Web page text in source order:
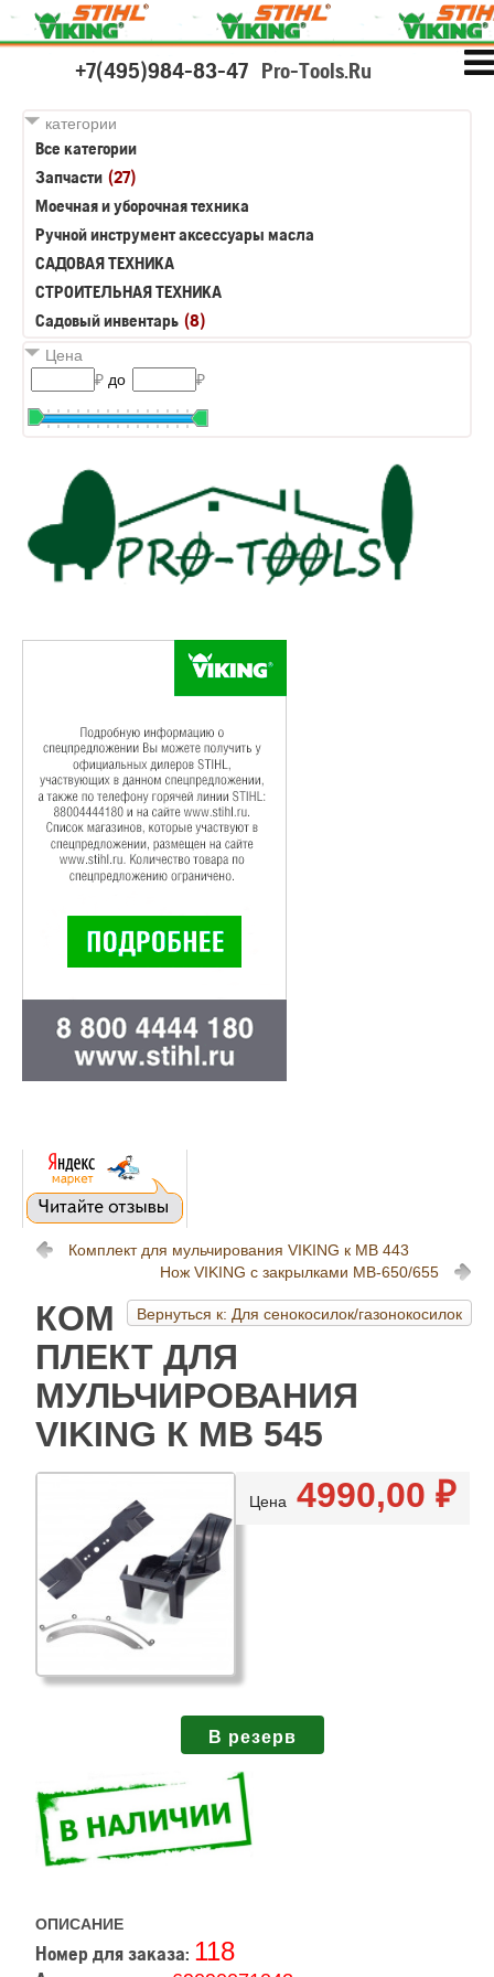
+7(495)984-83-47 Pro-Tools.Ru
категории
Все категории
Запчасти (27)
Моечная и уборочная техника
Ручной инструмент аксессуары масла
САДОВАЯ ТЕХНИКА
СТРОИТЕЛЬНАЯ ТЕХНИКА
Садовый инвентарь (8)
Цена
₽ до ₽
Комплект для мульчирования VIKING к MB 443
Нож VIKING с закрылками MB-650/655
Вернуться к: Для сенокосилок/газонокосилок
КОМ
ПЛЕКТ ДЛЯ
МУЛЬЧИРОВАНИЯ
VIKING К MB 545
Цена 4990,00 ₽
ОПИСАНИЕ
Номер для заказа: 118